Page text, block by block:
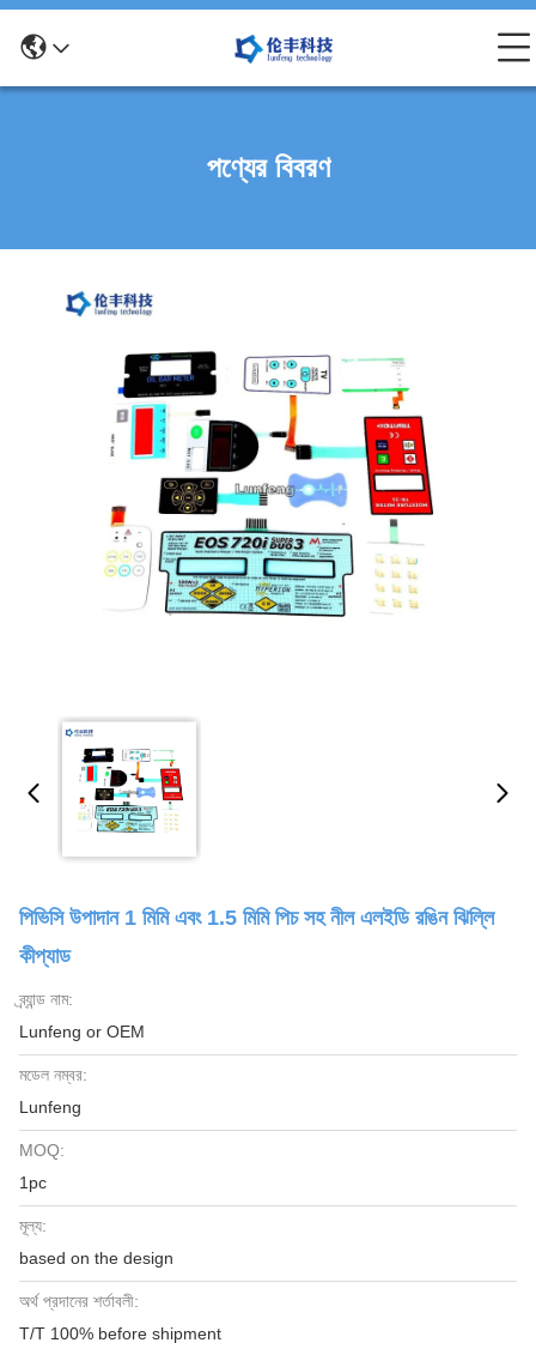
পণ্যের বিবরণ
পিভিসি উপাদান 1 মিমি এবং 1.5 মিমি পিচ সহ নীল এলইডি রঙিন ঝিল্লি
কীপ্যাড
ব্র্যান্ড নাম:
Lunfeng or OEM
মডেল নম্বর:
Lunfeng
MOQ:
1pc
মূল্য:
based on the design
অর্থ প্রদানের শর্তাবলী:
T/T 100% before shipment